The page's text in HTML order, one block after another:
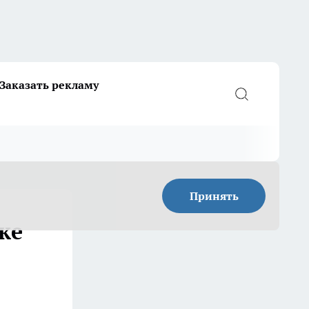
Заказать рекламу
Принять